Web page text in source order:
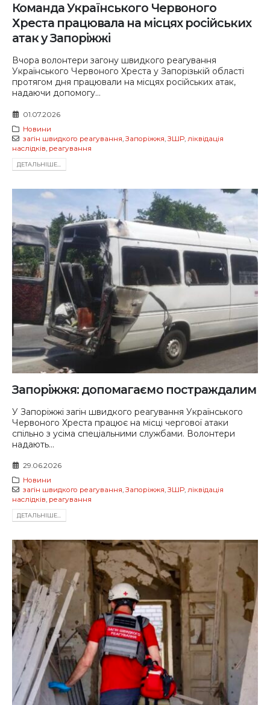
Команда Українського Червоного
Хреста працювала на місцях російських
атак у Запоріжжі
Вчора волонтери загону швидкого реагування
Українського Червоного Хреста у Запорізькій області
протягом дня працювали на місцях російських атак,
надаючи допомогу...
01.07.2026
Новини
загін швидкого реагування Запоріжжя ЗШР, ліквідація
наслідків реагування
ДЕТАЛЬНIШЕ...
Запоріжжя: допомагаємо постраждалим
У Запоріжжі загін швидкого реагування Українського
Червоного Хреста працює на місці чергової атаки
спільно з усіма спеціальними службами. Волонтери
надають...
29.06.2026
Новини
загін швидкого реагування, Запоріжжя, ЗШР, ліквідація
наслідків, реагування
ДЕТАЛЬНIШЕ...